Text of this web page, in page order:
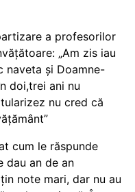
a profesorilor
„Am zis iau
naveta și Doamne-
doi,trei ani nu
nu cred că
cum le răspunde
dau an de an
note mari, dar nu au